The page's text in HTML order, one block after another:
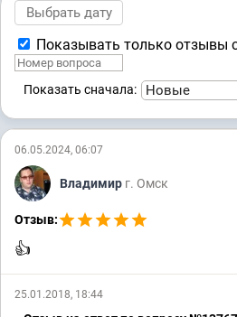
Показывать только отзывы
Показать сначала:
06.05.2024, 06:07
Владимир г. Омск
Отзыв:
👍
25.01.2018, 18:44